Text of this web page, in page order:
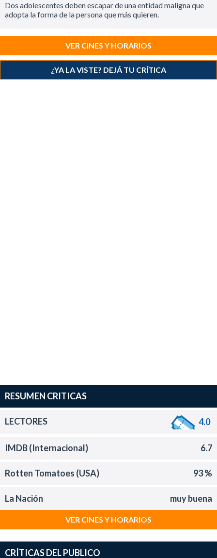
Dos adolescentes deben escapar de una entidad maligna que
adopta la forma de la persona que más quieren.
VER CINES Y HORARIOS
¿YA LA VISTE? DEJÁ TU CRÍTICA
RESUMEN CRITICAS
LECTORES 4.0
IMDB (Internacional) 6.7
Rotten Tomatoes (USA) 93 %
La Nación muy buena
VER CINES Y HORARIOS
CRÍTICAS DEL PUBLICO